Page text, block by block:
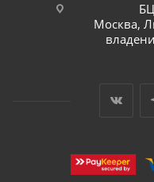
Москва,